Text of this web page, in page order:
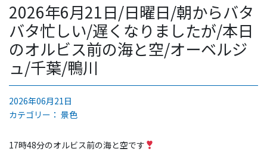
2026年6月21日/日曜日/朝からバタ
バタ忙しい/遅くなりましたが/本日
のオルビス前の海と空/オーベルジ
ュ/千葉/鴨川
2026年06月21日
カテゴリー： 景色
17時48分のオルビス前の海と空です